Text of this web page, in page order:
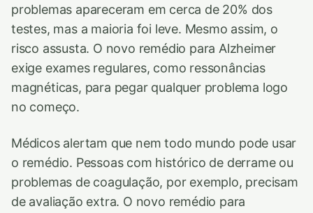
problemas apareceram em cerca de 20% dos
testes, mas a maioria foi leve. Mesmo assim, o
risco assusta. O novo remédio para Alzheimer
exige exames regulares, como ressonâncias
magnéticas, para pegar qualquer problema logo
no começo.
Médicos alertam que nem todo mundo pode usar
o remédio. Pessoas com histórico de derrame ou
problemas de coagulação, por exemplo, precisam
de avaliação extra. O novo remédio para